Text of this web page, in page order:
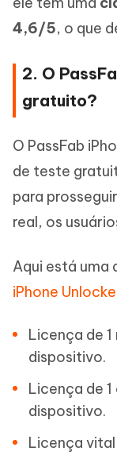
4,6/5, o que
2. O
gratuito?
O PassFab
de teste
para
real, os
Aqui está uma
iPhone
Licença de
dispositivo.
Licença de
dispositivo.
Licença